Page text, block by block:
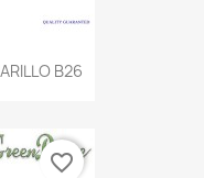
B26
favorite_border